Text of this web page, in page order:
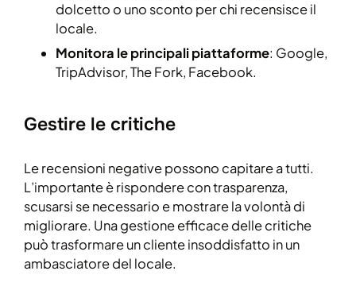
dolcetto o uno sconto per chi recensisce il
locale.
Monitora le principali piattaforme: Google,
TripAdvisor, The Fork, Facebook.
Gestire le critiche
Le recensioni negative possono capitare a tutti.
L’importante è rispondere con trasparenza,
scusarsi se necessario e mostrare la volontà di
migliorare. Una gestione efficace delle critiche
può trasformare un cliente insoddisfatto in un
ambasciatore del locale.